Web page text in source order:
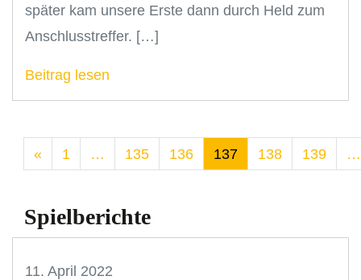
später kam unsere Erste dann durch Held zum
Anschlusstreffer. […]
Beitrag lesen
« 1 … 135 136 137 138 139 …
Spielberichte
11. April 2022